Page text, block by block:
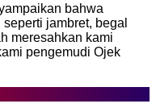
bahwa
jambret, begal
meresahkan kami
pengemudi Ojek